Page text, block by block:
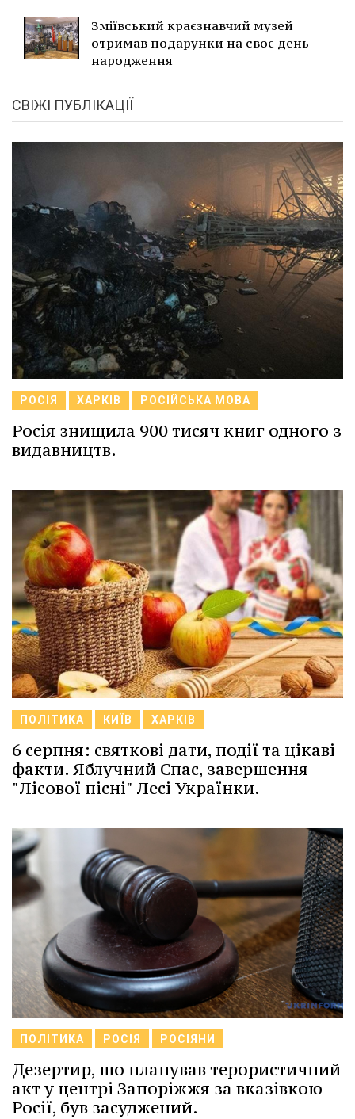
Зміївський краєзнавчий музей
отримав подарунки на своє день
народження
СВІЖІ ПУБЛІКАЦІЇ
РОСІЯ ХАРКІВ РОСІЙСЬКА МОВА
Росія знищила 900 тисяч книг одного з
видавництв.
ПОЛІТИКА КИЇВ ХАРКІВ
6 серпня: святкові дати, події та цікаві
факти. Яблучний Спас, завершення
"Лісової пісні" Лесі Українки.
ПОЛІТИКА РОСІЯ РОСІЯНИ
Дезертир, що планував терористичний
акт у центрі Запоріжжя за вказівкою
Росії, був засуджений.